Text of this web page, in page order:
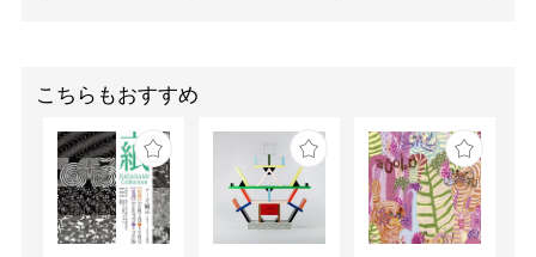
こちらもおすすめ